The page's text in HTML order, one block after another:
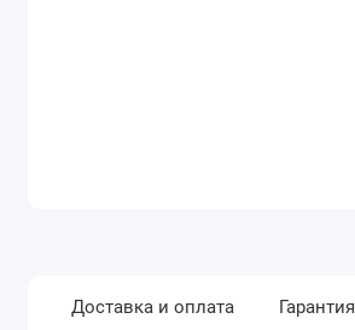
Доставка и оплата Гарантия